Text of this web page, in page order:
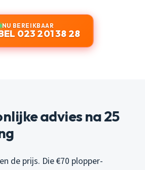
NU BEREIKBAAR
023 201 38 28
advies na 25
de prijs. Die €70 plopper-